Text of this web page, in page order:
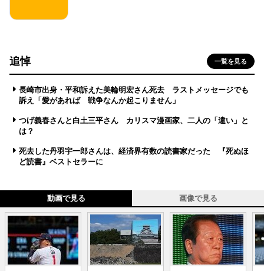
追悼 一覧を見る
長崎市出身・平和訴えた美輪明宏さん死去 ラストメッセージでも
訴え「愛があれば 戦争なんか起こりません」
つげ義春さんと白土三平さん カリスマ漫画家、二人の「違い」と
は？
死去した丹羽宇一郎さんは、経済界有数の読書家だった 『死ぬほ
ど読書』ベストセラーに
動画で見る 画像で見る